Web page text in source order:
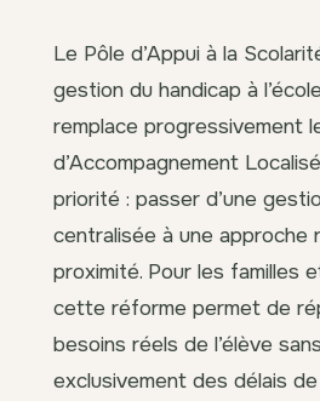
Le Pôle d’Appui à la
gestion du handicap à
remplace progressivement
d’Accompagnement
priorité : passer d’une
centralisée à une approche
proximité. Pour les familles
cette réforme permet de
besoins réels de l’élève
exclusivement des délais